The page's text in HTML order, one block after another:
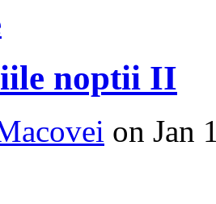
noptii II
on Jan